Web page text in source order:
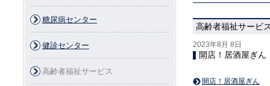
高齢者福祉サービ
2023年8月 8日
開店！居酒屋ぎん
開店！居酒屋ぎん
糖尿病センター
健診センター
高齢者福祉サービス